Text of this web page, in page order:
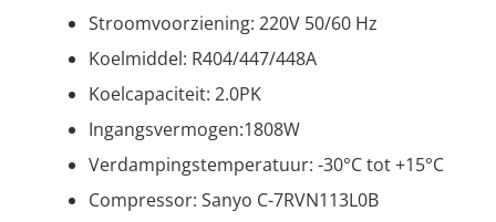
Stroomvoorziening: 220V 50/60 Hz
Koelmiddel: R404/447/448A
Koelcapaciteit: 2.0PK
Ingangsvermogen:1808W
Verdampingstemperatuur: -30°C tot +15°C
Compressor: Sanyo C-7RVN113L0B